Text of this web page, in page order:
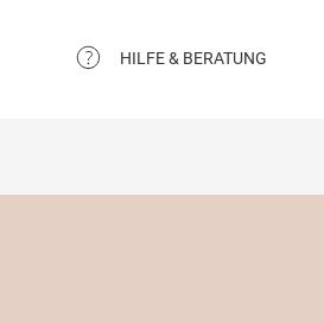
HILFE & BERATUNG